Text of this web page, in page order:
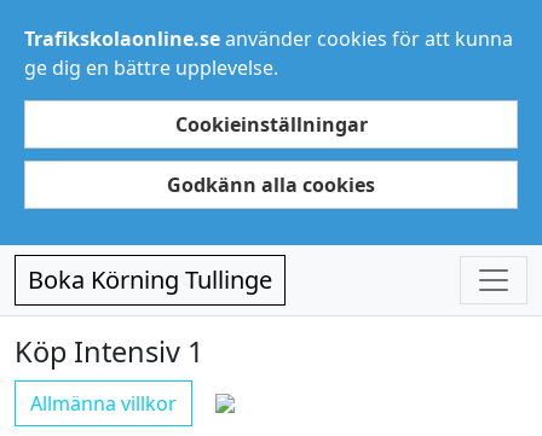
Trafikskolaonline.seanvänder cookies för att kunna
ge dig en bättre upplevelse.
Cookieinställningar
Godkänn alla cookies
Boka Körning Tullinge
Köp Intensiv 1
Allmänna villkor